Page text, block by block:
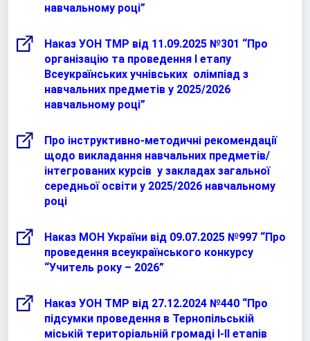
навчальному році”
Наказ УОН ТМР від 11.09.2025 №301 “Про
організацію та проведення І етапу
Всеукраїнських учнівських олімпіад з
навчальних предметів у 2025/2026
навчальному році”
Про інструктивно-методичні рекомендації
щодо викладання навчальних предметів/
інтегрованих курсів у закладах загальної
середньої освіти у 2025/2026 навчальному
році
Наказ МОН України від 09.07.2025 №997 “Про
проведення всеукраїнського конкурсу
“Учитель року – 2026”
Наказ УОН ТМР від 27.12.2024 №440 “Про
підсумки проведення в Тернопільській
міській територіальній громаді І-ІІ етапів